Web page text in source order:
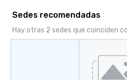
Sedes recomendadas
Hay otras 2 sedes que coinciden